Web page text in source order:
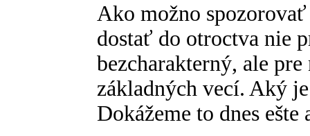
Ako možno
dostať do otroctva nie
bezcharakterný, ale
základných vecí. Aký
Dokážeme to dnes